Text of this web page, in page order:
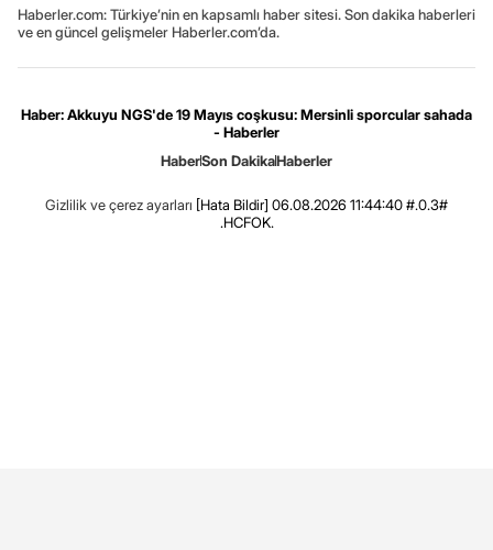
Haberler.com: Türkiye’nin en kapsamlı haber sitesi. Son dakika haberleri
ve en güncel gelişmeler Haberler.com’da.
Haber: Akkuyu NGS'de 19 Mayıs coşkusu: Mersinli sporcular sahada
- Haberler
HaberSon DakikaHaberler
Gizlilik ve çerez ayarları [Hata Bildir] 06.08.2026 11:44:40 #.0.3#
.HCFOK.